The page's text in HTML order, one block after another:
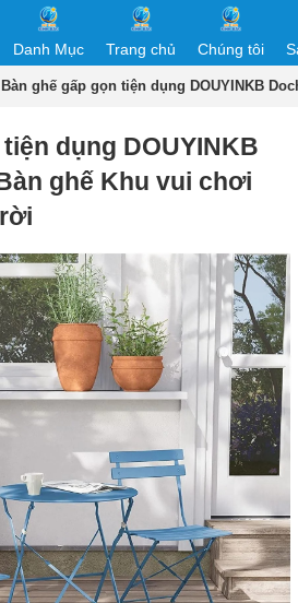
Danh Mục Trang chủ Chúng tôi
Bàn ghế gấp gọn tiện dụng DOUYINKB
dụng DOUYINKB
ghế Khu vui chơi